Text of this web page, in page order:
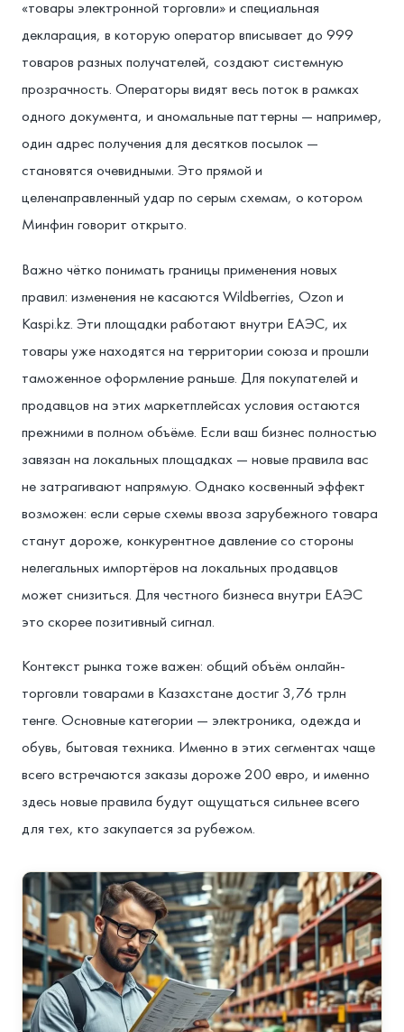
«товары электронной торговли» и специальная
декларация, в которую оператор вписывает до 999
товаров разных получателей, создают системную
прозрачность. Операторы видят весь поток в рамках
одного документа, и аномальные паттерны — например,
один адрес получения для десятков посылок —
становятся очевидными. Это прямой и
целенаправленный удар по серым схемам, о котором
Минфин говорит открыто.
Важно чётко понимать границы применения новых
правил: изменения не касаются Wildberries, Ozon и
Kaspi.kz. Эти площадки работают внутри ЕАЭС, их
товары уже находятся на территории союза и прошли
таможенное оформление раньше. Для покупателей и
продавцов на этих маркетплейсах условия остаются
прежними в полном объёме. Если ваш бизнес полностью
завязан на локальных площадках — новые правила вас
не затрагивают напрямую. Однако косвенный эффект
возможен: если серые схемы ввоза зарубежного товара
станут дороже, конкурентное давление со стороны
нелегальных импортёров на локальных продавцов
может снизиться. Для честного бизнеса внутри ЕАЭС
это скорее позитивный сигнал.
Контекст рынка тоже важен: общий объём онлайн-
торговли товарами в Казахстане достиг 3,76 трлн
тенге. Основные категории — электроника, одежда и
обувь, бытовая техника. Именно в этих сегментах чаще
всего встречаются заказы дороже 200 евро, и именно
здесь новые правила будут ощущаться сильнее всего
для тех, кто закупается за рубежом.